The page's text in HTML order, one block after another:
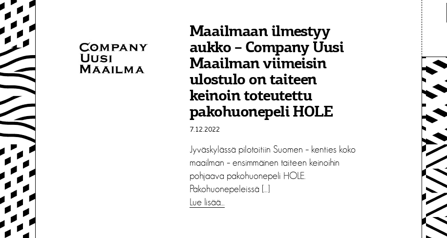
Maailmaan ilmestyy
aukko – Company Uusi
Maailman viimeisin
ulostulo on taiteen
keinoin toteutettu
pakohuonepeli HOLE
7.12.2022
Jyväskylässä pilotoitiin Suomen – kenties koko
maailman – ensimmäinen taiteen keinoihin
pohjaava pakohuonepeli HOLE.
Pakohuonepeleissä […]
Lue lisää…